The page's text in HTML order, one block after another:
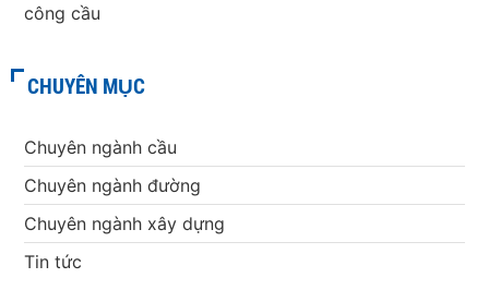
công cầu
CHUYÊN MỤC
Chuyên ngành cầu
Chuyên ngành đường
Chuyên ngành xây dựng
Tin tức